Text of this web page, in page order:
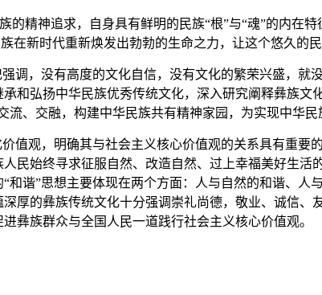
的精神追求，自身具有鲜明的民族“根”与“魂”的内在
在新时代重新焕发出勃勃的生命之力，让这个悠久的民
调，没有高度的文化自信，没有文化的繁荣兴盛，就
和弘扬中华民族优秀传统文化，深入研究阐释彝族文
、交融，构建中华民族共有精神家园，为实现中华
值观，明确其与社会主义核心价值观的关系具有重要
民始终寻求征服自然、改造自然、过上幸福美好生活
谐”思想主要体现在两个方面：人与自然的和谐、人
厚的彝族传统文化十分强调崇礼尚德，敬业、诚信、
彝族群众与全国人民一道践行社会主义核心价值观。